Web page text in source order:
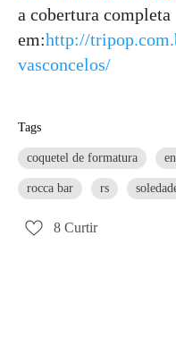
a cobertura completa
em:http://
vasconcelos/
Tags
coquetel de formatura
rocca bar rs
8 Curtir